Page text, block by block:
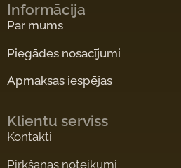
Informācija
Par mums
Piegādes nosacījumi
Apmaksas iespējas
Klientu serviss
Kontakti
Pirkšanas noteikumi